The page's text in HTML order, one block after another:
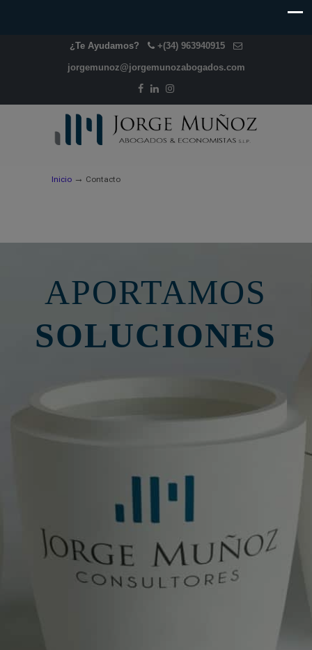
¿Te Ayudamos? +(34) 963940915
jorgemunoz@jorgemunozabogados.com
Inicio → Contacto
SOLUCIONES
APORTAMOS